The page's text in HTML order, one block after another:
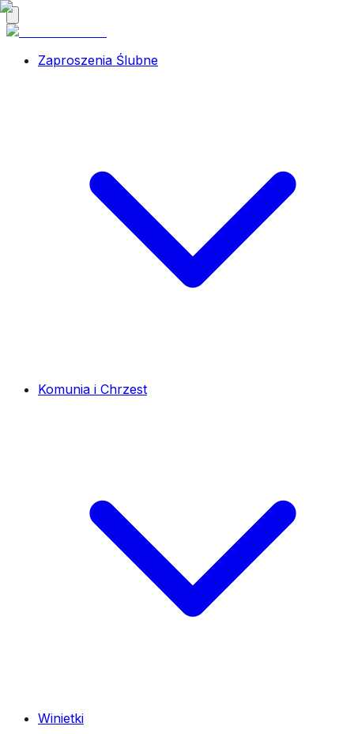
Zaproszenia Ślubne
Komunia i Chrzest
Winietki